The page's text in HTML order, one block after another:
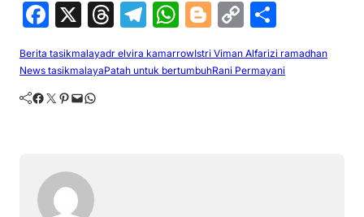
F
c
e
o
k
X
T
e
T
e
W
at
Bl
g
C
o
p ar
Berita tasikmalayadr elvira kamarrowIstri Viman Alfarizi ramadhan
News tasikmalayaPatah untuk bertumbuhRani Permayani
Facebook Twitter Pinterest Mail WhatsApp